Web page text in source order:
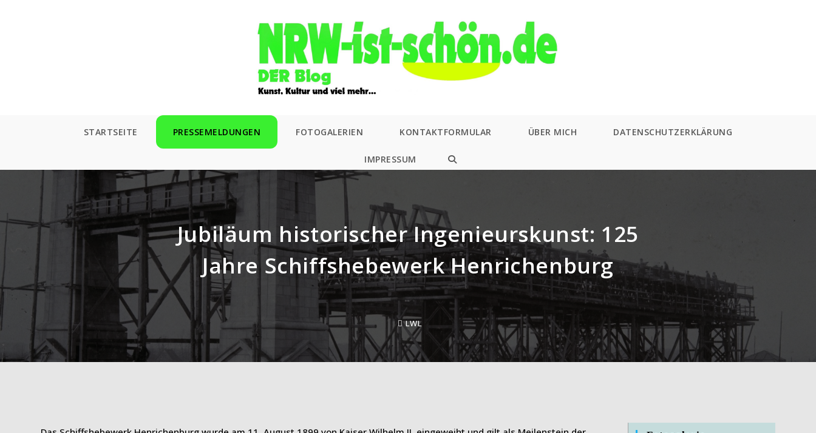
STARTSEITE PRESSEMELDUNGEN FOTOGALERIEN KONTAKTFORMULAR ÜBER MICH DATENSCHUTZERKLÄRUNG
IMPRESSUM
WEBSITE-
Jubiläum historischer Ingenieurskunst: 125
Jahre Schiffshebewerk Henrichenburg
LWL